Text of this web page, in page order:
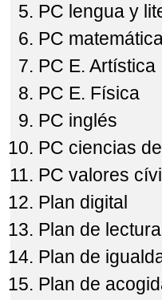
PC lengua y
PC
PC E. Artística
PC E. Física
PC inglés
PC ciencias
PC valores
Plan digital
Plan de lectura
Plan de
Plan de